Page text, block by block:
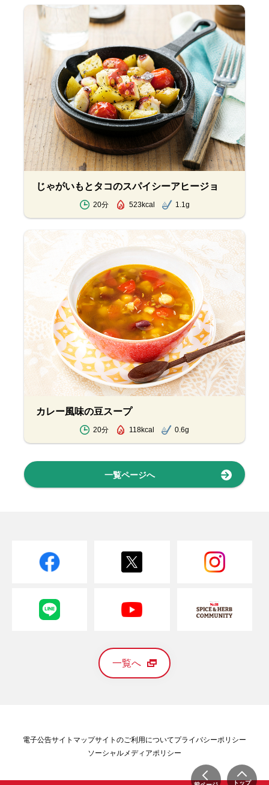
じゃがいもとタコのスパイシーアヒージョ
20分 523kcal 1.1g
カレー風味の豆スープ
20分 118kcal 0.6g
一覧ページへ
トップ
一覧へ
電子公告サイトマップサイトのご利用についてプライバシーポリシー
ソーシャルメディアポリシー